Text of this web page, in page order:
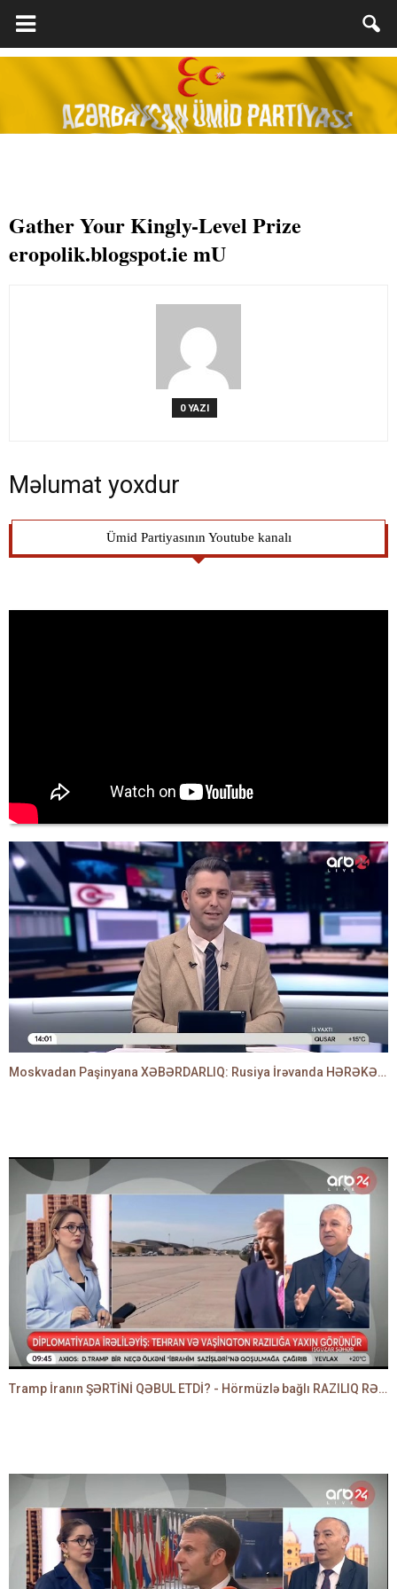
Gather Your Kingly-Level Prize
eropolik.blogspot.ie mU
0 YAZI
Məlumat yoxdur
Ümid Partiyasının Youtube kanalı
Moskvadan Paşinyana XƏBƏRDARLIQ: Rusiya İrəvanda HƏRƏKƏTƏ KEÇDİ - TAMİLLA QULAMİ danışır
Tramp İranın ŞƏRTİNİ QƏBUL ETDİ? - Hörmüzlə bağlı RAZILIQ RƏSMƏN AÇIQLANIR -BAKİR HƏDƏNBƏYLİ danışır